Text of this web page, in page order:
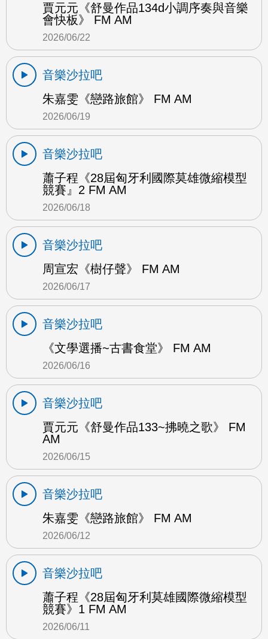
賈元元《舒曼作品134d小調序奏與音樂
會快板》 FM AM
2026/06/22
音樂沙拉吧
朱嘉雯《戀路旅館》 FM AM
2026/06/19
音樂沙拉吧
蕭子程《28屆匈牙利國際莫雄微縮模型
競賽』2 FM AM
2026/06/18
音樂沙拉吧
周宣宏《樹仔聲》 FM AM
2026/06/17
音樂沙拉吧
《文學選播~古書食堂》 FM AM
2026/06/16
音樂沙拉吧
賈元元《舒曼作品133~拂曉之歌》 FM
AM
2026/06/15
音樂沙拉吧
朱嘉雯《戀路旅館》 FM AM
2026/06/12
音樂沙拉吧
蕭子程《28屆匈牙利莫雄國際微縮模型
競賽》1 FM AM
2026/06/11